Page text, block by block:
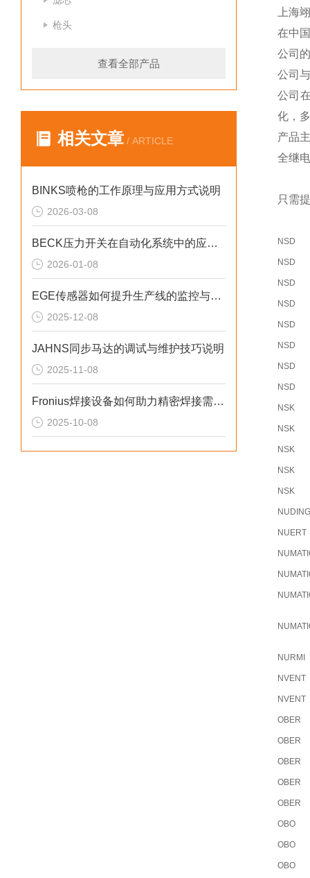
枪头
查看全部产品
相关文章 / ARTICLE
BINKS喷枪的工作原理与应用方式说明
2026-03-08
BECK压力开关在自动化系统中的应用说明
2026-01-08
EGE传感器如何提升生产线的监控与管理效率？
2025-12-08
JAHNS同步马达的调试与维护技巧说明
2025-11-08
Fronius焊接设备如何助力精密焊接需求？
2025-10-08
上海
在中
公司
公司
公司
化，
产品
全继
只需
NSD
NSD
NSD
NSD
NSD
NSD
NSD
NSD
NSK
NSK
NSK
NSK
NSK
NUDING
NUERT
NURMI
NVENT
NVENT
OBER
OBER
OBER
OBER
OBER
OBO
OBO
OBO